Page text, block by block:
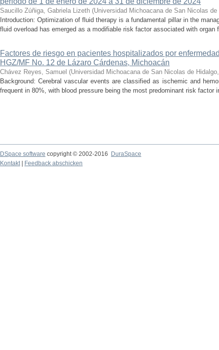
Saucillo Zúñiga, Gabriela Lizeth (Universidad Michoacana de San Nicolas de
Introduction: Optimization of fluid therapy is a fundamental pillar in the
fluid overload has emerged as a modifiable risk factor associated with organ
Factores de riesgo en pacientes hospitalizados por
HGZ/MF No. 12 de Lázaro Cárdenas, Michoacán
Chávez Reyes, Samuel (Universidad Michoacana de San Nicolas de Hidalgo
Background: Cerebral vascular events are classified as ischemic and
frequent in 80%, with blood pressure being the most predominant risk factor
DSpace software copyright © 2002-2016
DuraSpace
Kontakt| Feedback abschicken